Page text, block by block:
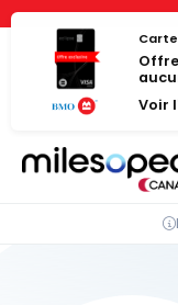
Panneau de
Passer
contenu
Voir